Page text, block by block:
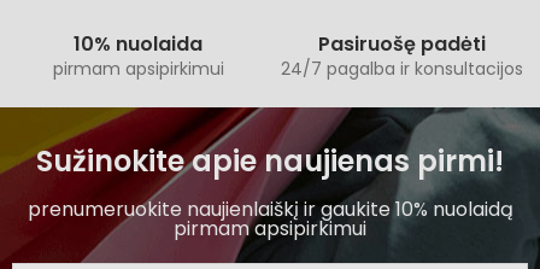
10% nuolaida
pirmam apsipirkimui
Pasiruošę padėti
24/7 pagalba ir konsultacijos
Sužinokite apie naujienas pirmi!
prenumeruokite naujienlaiškį ir gaukite 10% nuolaidą
pirmam apsipirkimui